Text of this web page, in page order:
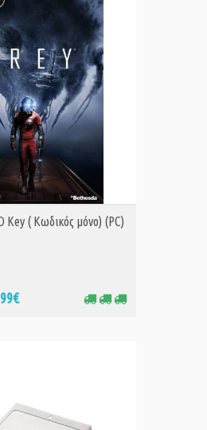
Key ( Κωδικός μόνο) (PC)